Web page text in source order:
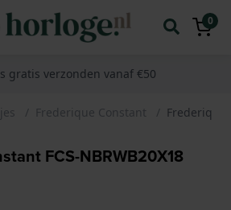
0
gratis verzonden vanaf €50
Frederique Constant Frederique
FCS-NBRWB20X18